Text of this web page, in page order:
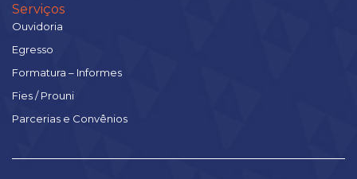
Serviços
Ouvidoria
Egresso
Formatura – Informes
Fies / Prouni
Parcerias e Convênios